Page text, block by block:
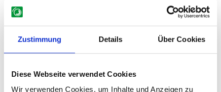
Zustimmung Details Über Cookies
Diese Webseite verwendet Cookies
Wir verwenden Cookies, um Inhalte und Anzeigen zu
STENSBALLE
Mähtechnik